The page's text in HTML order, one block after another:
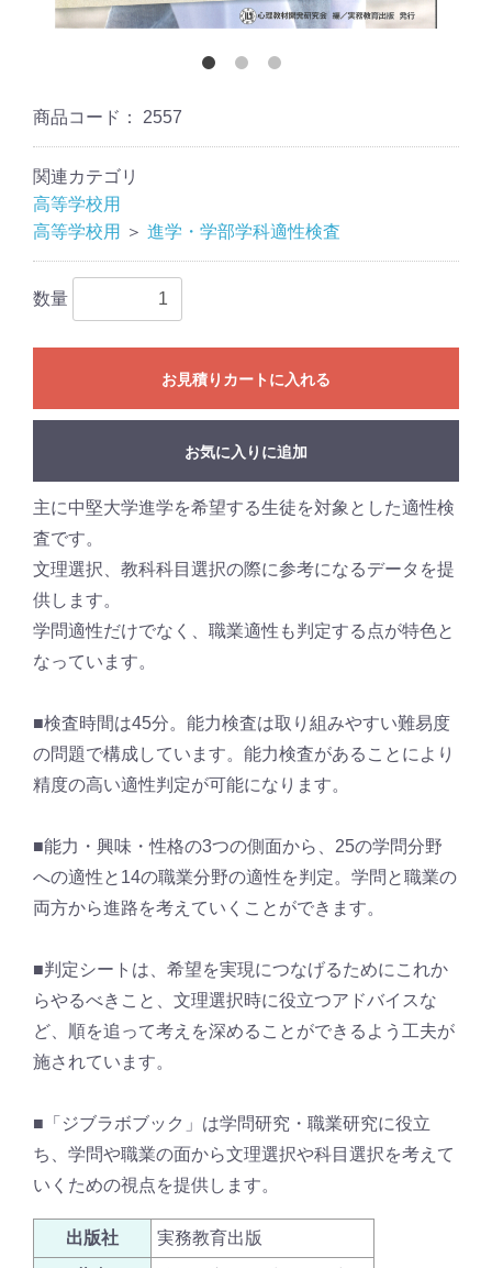
商品コード： 2557
関連カテゴリ
高等学校用
高等学校用
＞ 進学・学部学科適性検査
数量
お見積りカートに入れる
お気に入りに追加
主に中堅大学進学を希望する生徒を対象とした適性検
査です。
文理選択、教科科目選択の際に参考になるデータを提
供します。
学問適性だけでなく、職業適性も判定する点が特色と
なっています。
■検査時間は45分。能力検査は取り組みやすい難易度
の問題で構成しています。能力検査があることにより
精度の高い適性判定が可能になります。
■能力・興味・性格の3つの側面から、25の学問分野
への適性と14の職業分野の適性を判定。学問と職業の
両方から進路を考えていくことができます。
■判定シートは、希望を実現につなげるためにこれか
らやるべきこと、文理選択時に役立つアドバイスな
ど、順を追って考えを深めることができるよう工夫が
施されています。
■「ジブラボブック」は学問研究・職業研究に役立
ち、学問や職業の面から文理選択や科目選択を考えて
いくための視点を提供します。
出版社 実務教育出版